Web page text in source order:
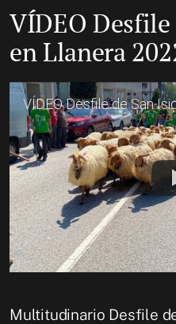
VÍDEO
en Llanera
VÍDEO Desfile de San
Multitudinario Desfile